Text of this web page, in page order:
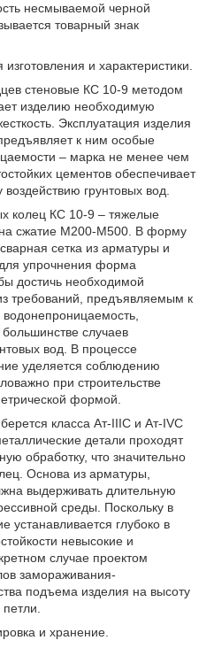
несмываемой черной
товарный знак
и характеристики.
стеновые КС 10-9 методом
изделию необходимую
Эксплуатация изделия
к ним особые
– марка не менее чем
цементов обеспечивает
воздействию грунтовых вод.
колец КС 10-9 – тяжелые
сжатие М200-М500. В форму
сетка из арматуры и
упрочнения форма
достичь необходимой
требований, предъявляемым к
большинстве случаев
вод. В процессе
уделяется соблюдению
при строительстве
формой.
класса Ат-IIIС и Ат-IVС
детали проходят
обработку, что значительно
Основа из арматуры,
выдерживать длительную
среды. Поскольку в
устанавливается глубоко в
невысокие и
случае проектом
замораживания-
подъема изделия на высоту
и хранение.